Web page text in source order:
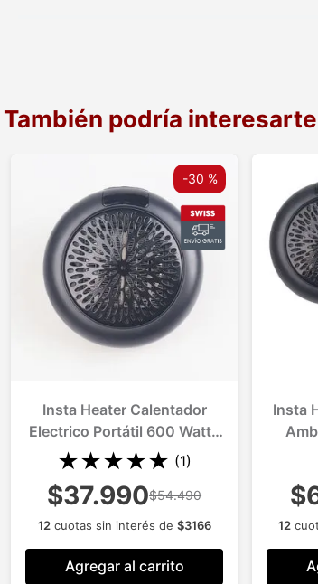
También podría interesarte
-30 %
Insta Heater Calentador
Electrico Portátil 600 Watts
1 Und.
★★★★★ (1)
$37.990$54.490
12cuotas sin interés de $3166
Agregar al carrito
Insta
12